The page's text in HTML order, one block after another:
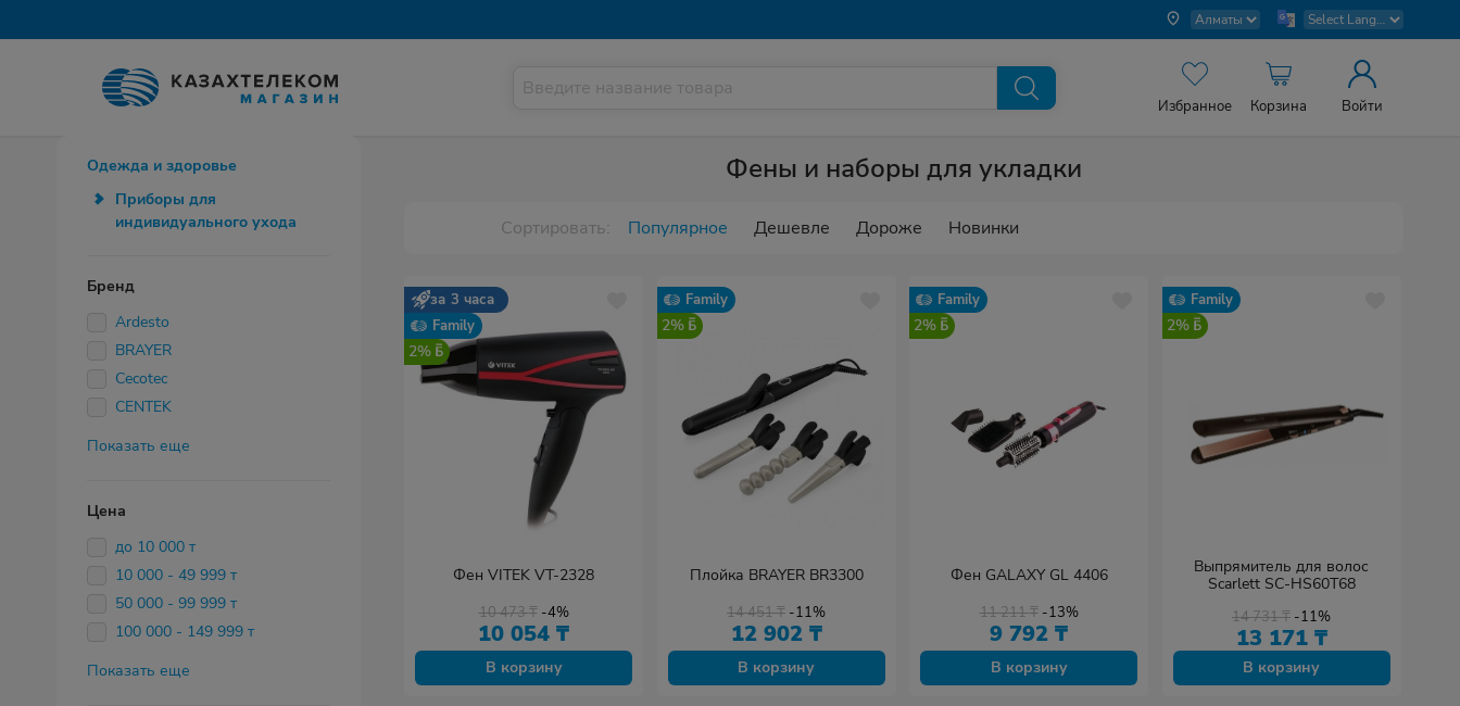
Избранное Корзина Войти
Одежда и здоровье
Приборы для
индивидуального ухода
Бренд
Ardesto
BRAYER
Cecotec
CENTEK
Показать еще
Цена
до 10 000 т
10 000 - 49 999 т
50 000 - 99 999 т
100 000 - 149 999 т
Показать еще
Фены и наборы для укладки
Сортировать: Популярное Дешевле Дороже Новинки
за 3 часа
Family
2%
Фен VITEK VT-2328
10 473₸ -4%
10 054 ₸
В корзину
Family
2%
Плойка BRAYER BR3300
14 451₸ -11%
12 902 ₸
В корзину
Family
2%
Фен GALAXY GL 4406
11 211₸ -13%
9 792 ₸
В корзину
Family
2%
Выпрямитель для волос
Scarlett SC-HS60T68
14 731₸ -11%
13 171 ₸
В корзину